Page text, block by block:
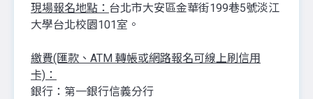
現場報名地點： 台北市大安區金華街199巷5號淡江
大學台北校園101室。
繳費(匯款、ATM 轉帳或網路報名可線上刷信用
卡)：
銀行：第一銀行信義分行